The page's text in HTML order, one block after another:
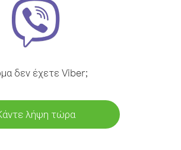
δεν έχετε Viber;
λήψη τώρα